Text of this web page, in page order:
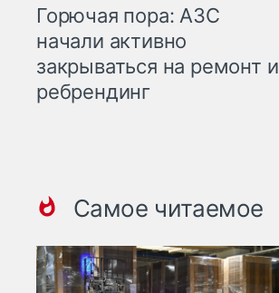
Горючая пора: АЗС
начали активно
закрываться на ремонт и
ребрендинг
Самое читаемое